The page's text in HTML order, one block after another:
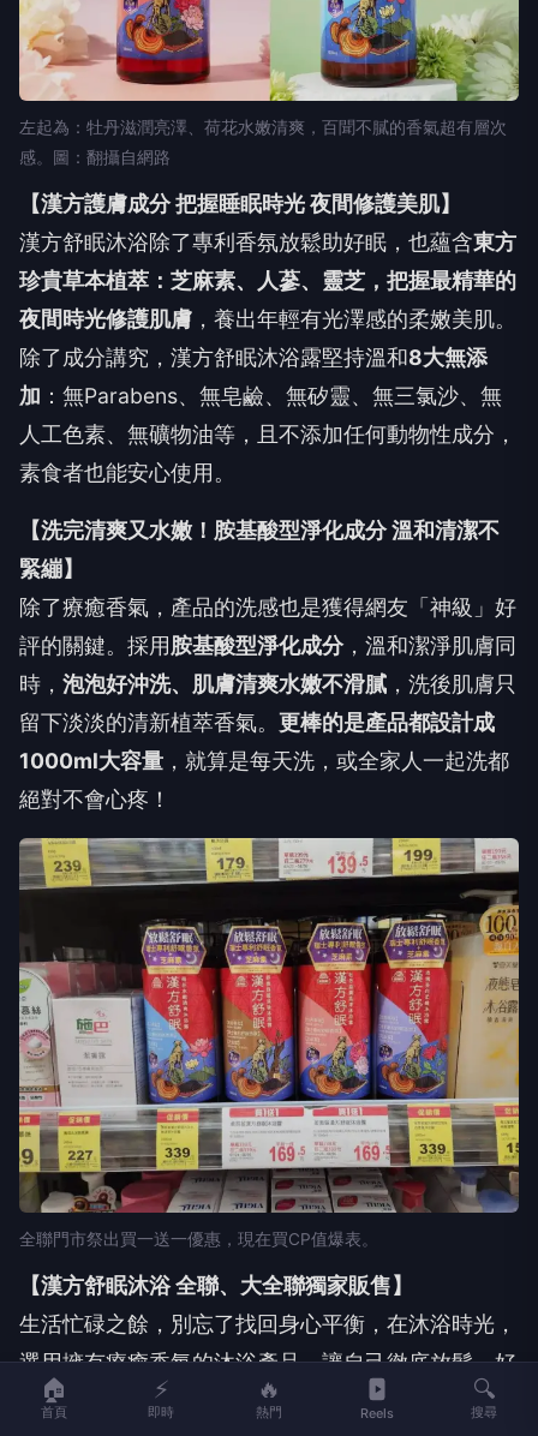
左起為：牡丹滋潤亮澤、荷花水嫩清爽，百聞不膩的香氣超有層次
感。圖：翻攝自網路
【漢方護膚成分 把握睡眠時光 夜間修護美肌】
漢方舒眠沐浴除了專利香氛放鬆助好眠，也蘊含東方
珍貴草本植萃：芝麻素、人蔘、靈芝，把握最精華的
夜間時光修護肌膚 ，養出年輕有光澤感的柔嫩美肌。
除了成分講究，漢方舒眠沐浴露堅持溫和8大無添
加 ：無Parabens、無皂鹼、無矽靈、無三氯沙、無
人工色素、無礦物油等，且不添加任何動物性成分，
素食者也能安心使用。
【洗完清爽又水嫩！胺基酸型淨化成分 溫和清潔不
緊繃】
除了療癒香氣，產品的洗感也是獲得網友「神級」好
評的關鍵。採用胺基酸型淨化成分，溫和潔淨肌膚同
時， 泡泡好沖洗、肌膚清爽水嫩不滑膩 ，洗後肌膚只
留下淡淡的清新植萃香氣。 更棒的是產品都設計成
1000ml大容量 ，就算是每天洗，或全家人一起洗都
絕對不會心疼！
全聯門市祭出買一送一優惠，現在買CP值爆表。
【漢方舒眠沐浴 全聯、大全聯獨家販售】
生活忙碌之餘，別忘了找回身心平衡，在沐浴時光，
選用擁有療癒香氛的沐浴產品，讓自己徹底放鬆，好
好休息。
漢方舒眠沐浴露，全聯、大全聯獨家販售，
🏠
首頁
⚡
即時
🔥
熱門 Reels
🔍
搜尋